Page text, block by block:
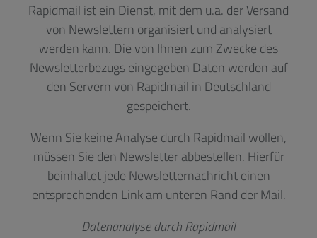
Rapidmail ist ein Dienst, mit dem u.a. der Versand
von Newslettern organisiert und analysiert
werden kann. Die von Ihnen zum Zwecke des
Newsletterbezugs eingegeben Daten werden auf
den Servern von Rapidmail in Deutschland
gespeichert.
Wenn Sie keine Analyse durch Rapidmail wollen,
müssen Sie den Newsletter abbestellen. Hierfür
beinhaltet jede Newsletternachricht einen
entsprechenden Link am unteren Rand der Mail.
Datenanalyse durch Rapidmail